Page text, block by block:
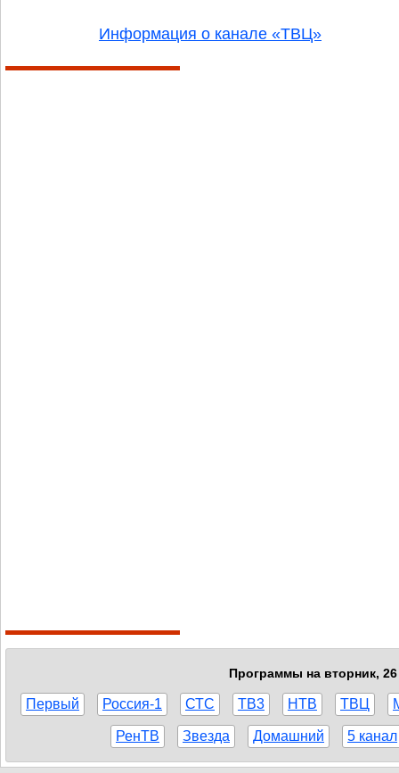
Информация о канале «ТВЦ»
Программы на вторник, 26
Первый Россия-1 СТС ТВ3 НТВ ТВЦ
РенТВ Звезда Домашний 5 канал